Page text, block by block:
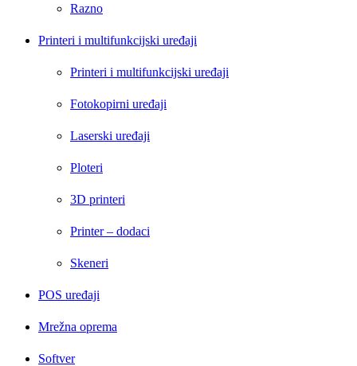
Razno
Printeri i multifunkcijski uređaji
Printeri i multifunkcijski uređaji
Fotokopirni uređaji
Laserski uređaji
Ploteri
3D printeri
Printer – dodaci
Skeneri
POS uređaji
Mrežna oprema
Softver